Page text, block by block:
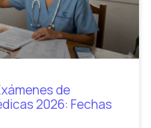
de
2026: Fechas